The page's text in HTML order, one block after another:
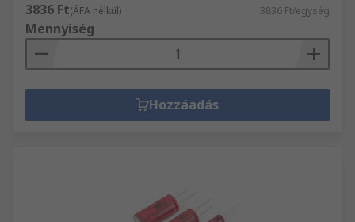
3836 Ft(ÁFA nélkül) 3836 Ft/egység
Mennyiség
Hozzáadás